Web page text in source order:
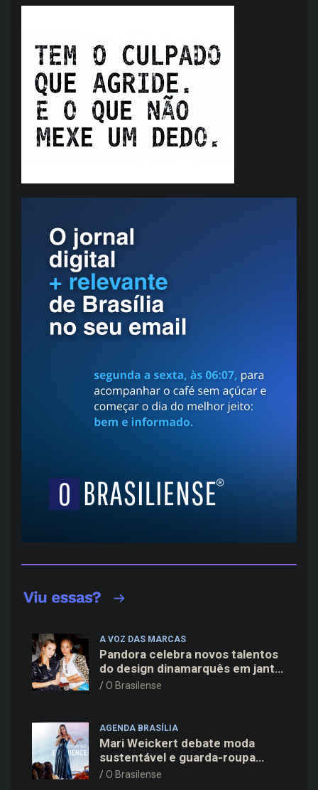
A VOZ DAS MARCAS
Pandora celebra novos talentos
do design dinamarquês em jantar
exclusivo no restaurante Daphne
O Brasilense
AGENDA BRASÍLIA
Mari Weickert debate moda
sustentável e guarda-roupa
inteligente no ParkShopping
O Brasilense